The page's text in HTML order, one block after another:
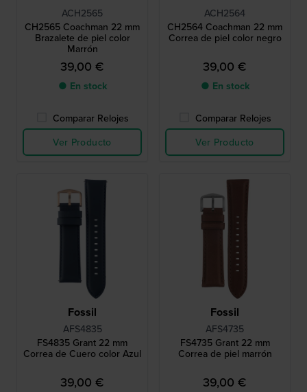
ACH2565
CH2565 Coachman 22 mm
Brazalete de piel color
Marrón
39,00 €
● En stock
Comparar Relojes
Ver Producto
ACH2564
CH2564 Coachman 22 mm
Correa de piel color negro
39,00 €
● En stock
Comparar Relojes
Ver Producto
Fossil
AFS4835
FS4835 Grant 22 mm
Correa de Cuero color Azul
39,00 €
Fossil
AFS4735
FS4735 Grant 22 mm
Correa de piel marrón
39,00 €